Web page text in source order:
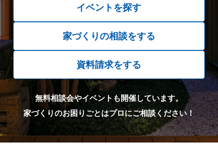
イベントを探す
家づくりの相談をする
資料請求をする
無料相談会やイベントも開催しています。
家づくりのお困りごとはプロにご相談ください！